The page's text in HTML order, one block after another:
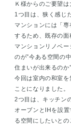
Ｋ様からのご要望は
1つ目は、狭く感じ
マンションには「
するため、既存の面
マンションリノベ
のが”今ある空間の
住まいが出来るのか
今回は室内の和室
ことになりました。
2つ目は、キッチン
オーブンとIHを設
る空間にしたいとの